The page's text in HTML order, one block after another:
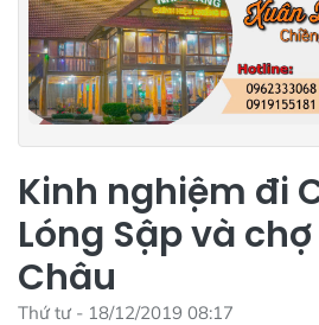
Kinh nghiệm đi
Lóng Sập và
Châu
Thứ tư - 18/12/2019 08:17